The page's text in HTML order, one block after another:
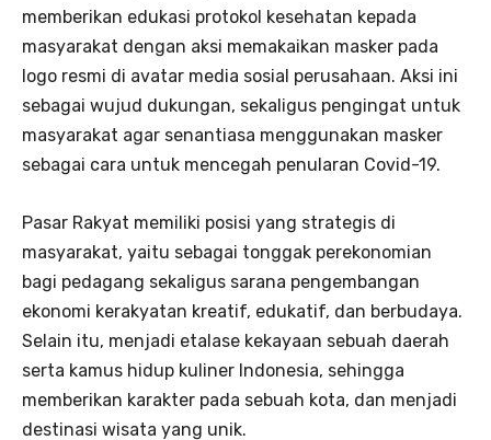
memberikan edukasi protokol kesehatan kepada
masyarakat dengan aksi memakaikan masker pada
logo resmi di avatar media sosial perusahaan. Aksi ini
sebagai wujud dukungan, sekaligus pengingat untuk
masyarakat agar senantiasa menggunakan masker
sebagai cara untuk mencegah penularan Covid-19.
Pasar Rakyat memiliki posisi yang strategis di
masyarakat, yaitu sebagai tonggak perekonomian
bagi pedagang sekaligus sarana pengembangan
ekonomi kerakyatan kreatif, edukatif, dan berbudaya.
Selain itu, menjadi etalase kekayaan sebuah daerah
serta kamus hidup kuliner Indonesia, sehingga
memberikan karakter pada sebuah kota, dan menjadi
destinasi wisata yang unik.